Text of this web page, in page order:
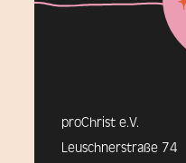
proChrist e.V.
Leuschnerstraße 74